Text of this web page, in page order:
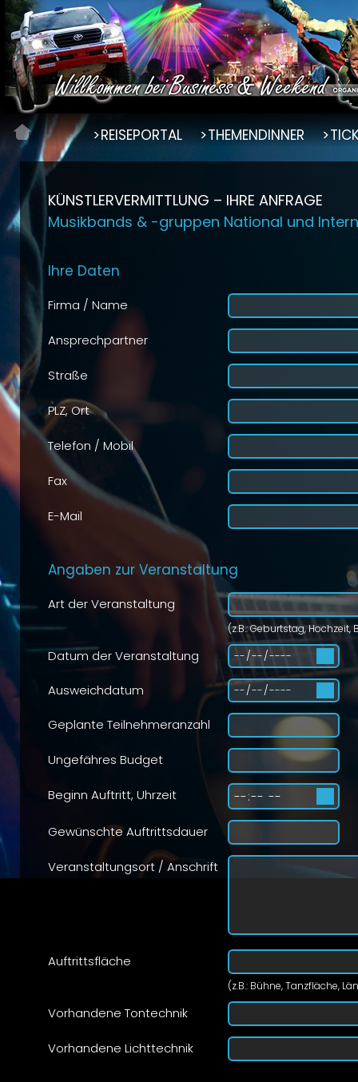
REISEPORTAL THEMENDINNER
KÜNSTLERVERMITTLUNG – IHRE ANFRAGE
Musikbands & -gruppen National und
Ihre Daten
Firma / Name
Ansprechpartner
Straße
PLZ, Ort
Telefon / Mobil
Fax
E-Mail
Angaben zur Veranstaltung
Art der Veranstaltung
(z.B.: Geburtstag, Hochzeit,
Datum der Veranstaltung
Ausweichdatum
Geplante Teilnehmeranzahl
Ungefähres Budget
Beginn Auftritt, Uhrzeit
Gewünschte Auftrittsdauer
Veranstaltungsort / Anschrift
Auftrittsfläche
(z.B.: Bühne, Tanzfläche,
Vorhandene Tontechnik
Vorhandene Lichttechnik